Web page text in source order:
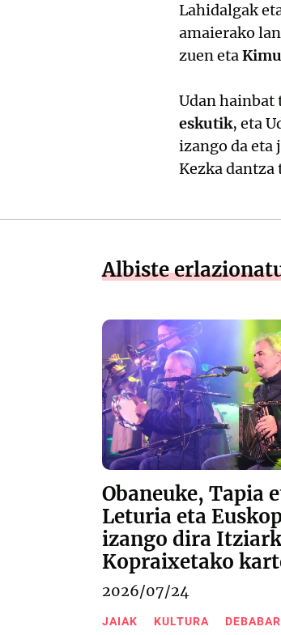
Lahidalgak
amaierako
zuen eta
Udan
eskutik, eta
izango da eta
Kezka dantza
Albiste
Obaneuke, Tapia
Leturia eta
izango dira
Kopraixetako
2026/07/24
JAIAK KULTURA